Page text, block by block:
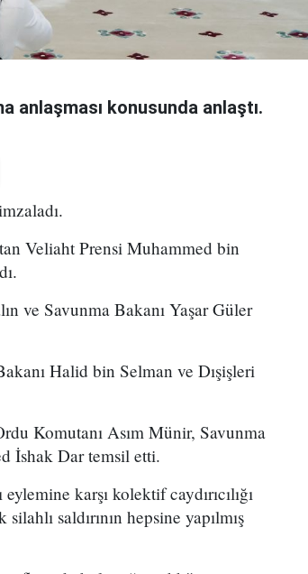
anlaşması konusunda anlaştı.
Veliaht Prensi Muhammed bin
ve Savunma Bakanı Yaşar Güler
Halid bin Selman ve Dışişleri
Komutanı Asım Münir, Savunma
İshak Dar temsil etti.
karşı kolektif caydırıcılığı
saldırının hepsine yapılmış